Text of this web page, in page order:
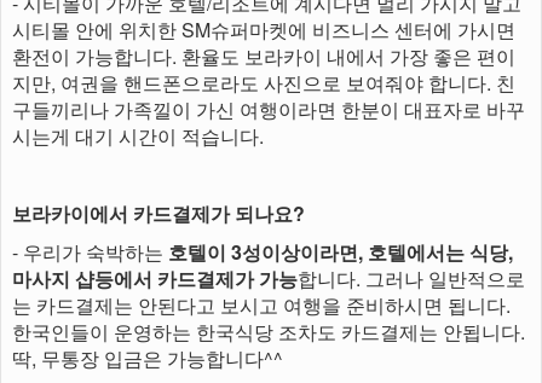
시티몰 안에 위치한 SM슈퍼마켓에 비즈니스 센터에 가시면
환전이 가능합니다. 환율도 보라카이 내에서 가장 좋은 편이
지만, 여권을 핸드폰으로라도 사진으로 보여줘야 합니다. 친
구들끼리나 가족낄이 가신 여행이라면 한분이 대표자로 바꾸
시는게 대기 시간이 적습니다.
보라카이에서 카드결제가 되나요?
- 우리가 숙박하는 호텔이 3성이상이라면, 호텔에서는 식당,
마사지 샵등에서 카드결제가 가능합니다. 그러나 일반적으로
는 카드결제는 안된다고 보시고 여행을 준비하시면 됩니다.
한국인들이 운영하는 한국식당 조차도 카드결제는 안됩니다.
딱, 무통장 입금은 가능합니다^^